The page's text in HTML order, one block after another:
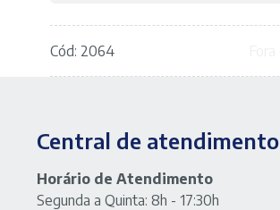
Cód: 2064
Central de atendimento
Horário de Atendimento
Segunda a Quinta: 8h - 17:30h